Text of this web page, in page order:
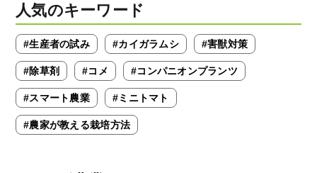
人気のキーワード
#生産者の試み #カイガラムシ #害獣対策
#除草剤 #コメ #コンパニオンプランツ
#スマート農業 #ミニトマト
#農家が教える栽培方法